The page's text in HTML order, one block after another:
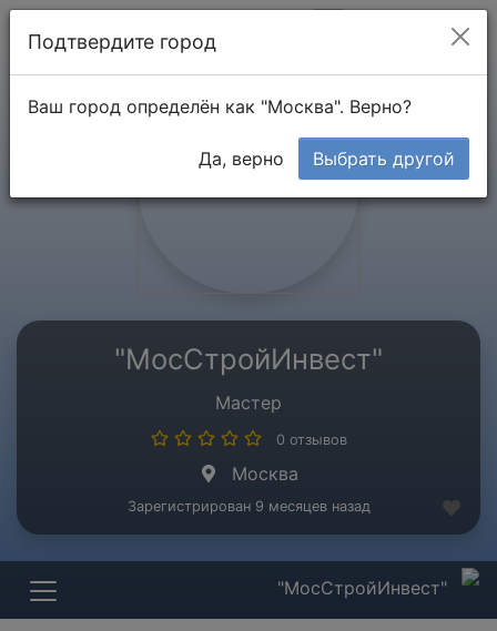
"МосСтройИнвест"
Мастер
0 отзывов
Москва
Зарегистрирован 9 месяцев назад
"МосСтройИнвест"
Подтвердите город
Ваш город определён как "Москва". Верно?
Да, верно Выбрать другой